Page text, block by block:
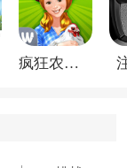
疯狂农场3美国派19